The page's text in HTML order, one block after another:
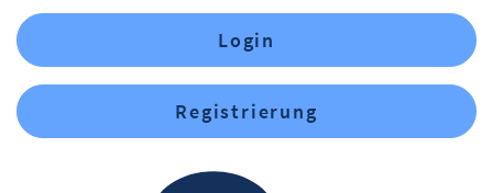
Login
Registrierung